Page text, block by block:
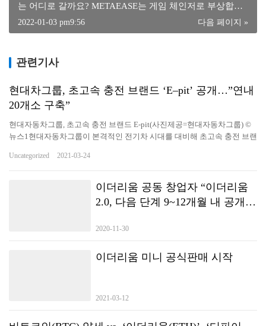
는 어디로 갈까요? METAEASE는 게임 체인저로 부상합니
다!
다음 페이지 »
2022-01-03 pm9:56
관련기사
현대차그룹, 초고속 충전 브랜드 ‘E–pit’ 공개…”연내
20개소 구축”
현대자동차그룹, 초고속 충전 브랜드 E-pit(사진제공=현대자동차그룹) ©
뉴스1현대자동차그룹이 본격적인 전기차 시대를 대비해 초고속 충전 브랜
고속 충전인프라 20개소 120기 구축을 시작으로 충전 생태계 플랫폼 육성
다고 밝혔다. E-pit는 모터스포츠 레이싱의 피트 스톱(Pit stop)에서 영감받
았다. 전기차를 위한 피트 스톱을 지향하고, 충전과 연관된 모든 서비스를
쉽고 빠르게 제공한다. 앞으로 고객의 일상과 시간을 의미 있게 만드는 충
국 12개 고속도로 휴게소(72기)에서 개소할 계획이다. 도심 내 주요 거점에
Uncategorized 2021-03-24
이더리움 공동 창업자 “이더리움
2.0, 다음 단계 9~12개월 내 공개될
2020-11-30
이더리움 미니 공식판매 시작
2021-03-12